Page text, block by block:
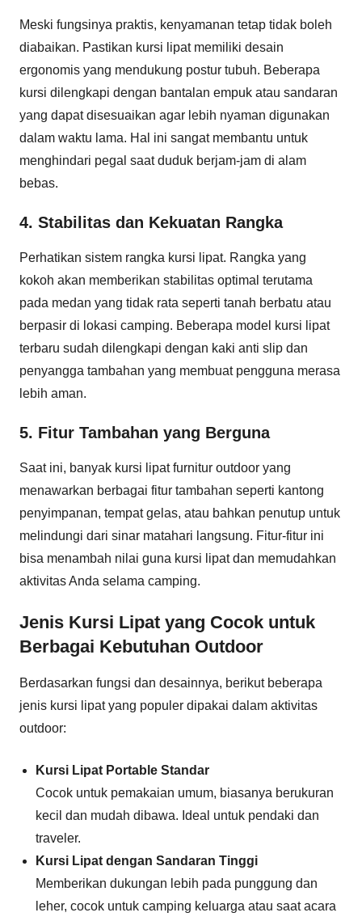
Meski fungsinya praktis, kenyamanan tetap tidak boleh
diabaikan. Pastikan kursi lipat memiliki desain
ergonomis yang mendukung postur tubuh. Beberapa
kursi dilengkapi dengan bantalan empuk atau sandaran
yang dapat disesuaikan agar lebih nyaman digunakan
dalam waktu lama. Hal ini sangat membantu untuk
menghindari pegal saat duduk berjam-jam di alam
bebas.
4. Stabilitas dan Kekuatan Rangka
Perhatikan sistem rangka kursi lipat. Rangka yang
kokoh akan memberikan stabilitas optimal terutama
pada medan yang tidak rata seperti tanah berbatu atau
berpasir di lokasi camping. Beberapa model kursi lipat
terbaru sudah dilengkapi dengan kaki anti slip dan
penyangga tambahan yang membuat pengguna merasa
lebih aman.
5. Fitur Tambahan yang Berguna
Saat ini, banyak kursi lipat furnitur outdoor yang
menawarkan berbagai fitur tambahan seperti kantong
penyimpanan, tempat gelas, atau bahkan penutup untuk
melindungi dari sinar matahari langsung. Fitur-fitur ini
bisa menambah nilai guna kursi lipat dan memudahkan
aktivitas Anda selama camping.
Jenis Kursi Lipat yang Cocok untuk
Berbagai Kebutuhan Outdoor
Berdasarkan fungsi dan desainnya, berikut beberapa
jenis kursi lipat yang populer dipakai dalam aktivitas
outdoor:
Kursi Lipat Portable Standar
Cocok untuk pemakaian umum, biasanya berukuran
kecil dan mudah dibawa. Ideal untuk pendaki dan
traveler.
Kursi Lipat dengan Sandaran Tinggi
Memberikan dukungan lebih pada punggung dan
leher, cocok untuk camping keluarga atau saat acara